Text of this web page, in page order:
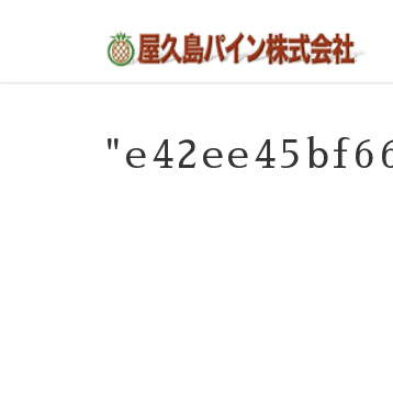
屋久島パイン株式会社
タルサイト